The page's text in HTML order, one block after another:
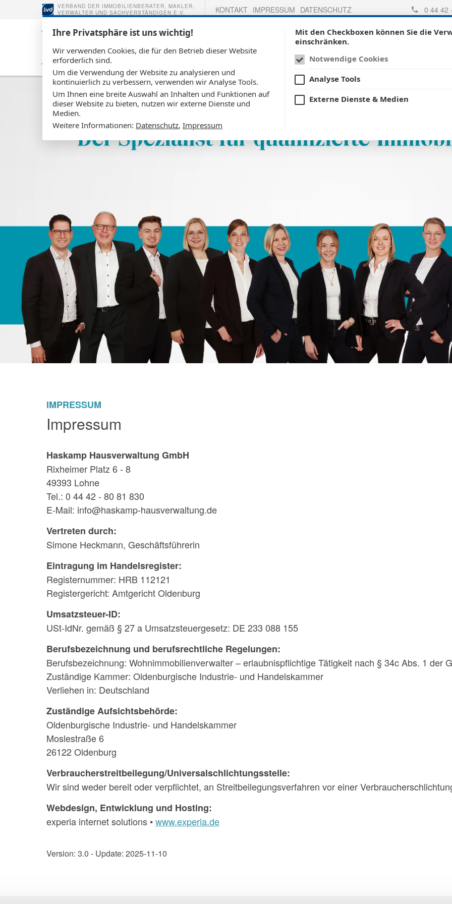
VERBAND DER IMMOBILIENBERATER, MAKLER,
VERWALTER UND SACHVERSTÄNDIGEN E.V.
KONTAKT IMPRESSUM DATENSCHUTZ 0 44 42
SCHADEN MELDEN
IMPRESSUM
Impressum
Haskamp Hausverwaltung GmbH
Rixheimer Platz 6 - 8
49393 Lohne
Tel.: 0 44 42 - 80 81 830
E-Mail: info@haskamp-hausverwaltung.de
Vertreten durch:
Simone Heckmann, Geschäftsführerin
Eintragung im Handelsregister:
Registernummer: HRB 112121
Registergericht: Amtgericht Oldenburg
Umsatzsteuer-ID:
USt-IdNr. gemäß § 27 a Umsatzsteuergesetz: DE 233 088 155
Berufsbezeichnung und berufsrechtliche Regelungen:
Berufsbezeichnung: Wohnimmobilienverwalter – erlaubnispflichtige Tätigkeit nach § 34c Abs. 1 der
Zuständige Kammer: Oldenburgische Industrie- und Handelskammer
Verliehen in: Deutschland
Zuständige Aufsichtsbehörde:
Oldenburgische Industrie- und Handelskammer
Moslestraße 6
26122 Oldenburg
Verbraucher­streit­beilegung/Universal­schlichtungs­stelle:
Wir sind weder bereit oder verpflichtet, an Streitbeilegungsverfahren vor einer
Webdesign, Entwicklung und Hosting:
experia internet solutions •www.experia.de
Version: 3.0 - Update: 2025-11-10
Ihre Privatsphäre ist uns wichtig!
Wir verwenden Cookies, die für den Betrieb dieser Website
erforderlich sind.
Um die Verwendung der Website zu analysieren und
kontinuierlich zu verbessern, verwenden wir Analyse Tools.
Um Ihnen eine breite Auswahl an Inhalten und Funktionen auf
dieser Website zu bieten, nutzen wir externe Dienste und
Medien.
Weitere Informationen: Datenschutz, Impressum
Mit den Checkboxen können Sie die
einschränken.
Notwendige Cookies
Analyse Tools
Externe Dienste & Medien